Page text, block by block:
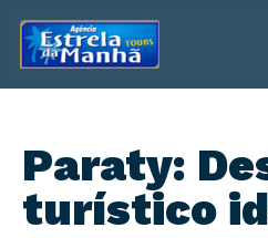
Paraty:
turístico